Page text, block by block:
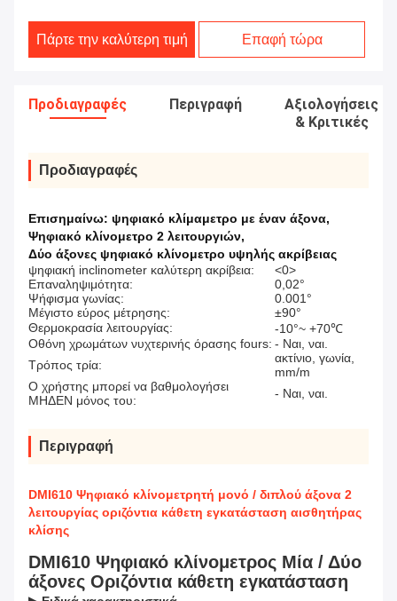
Πάρτε την καλύτερη τιμή Επαφή τώρα
Προδιαγραφές Περιγραφή
Αξιολογήσεις
& Κριτικές
Προδιαγραφές
Επισημαίνω: ψηφιακό κλίμαμετρο με έναν άξονα,
Ψηφιακό κλίνομετρο 2 λειτουργιών,
Δύο άξονες ψηφιακό κλίνομετρο υψηλής ακρίβειας
ψηφιακή inclinometer καλύτερη ακρίβεια:
<0>
Επαναληψιμότητα:
0,02°
Ψήφισμα γωνίας:
0.001°
Μέγιστο εύρος μέτρησης:
±90°
Θερμοκρασία λειτουργίας:
-10°~ +70℃
Οθόνη χρωμάτων νυχτερινής όρασης fours: - Ναι, ναι.
Τρόπος τρία:
ακτίνιο, γωνία,
mm/m
Ο χρήστης μπορεί να βαθμολογήσει
ΜΗΔΕΝ μόνος του:
- Ναι, ναι.
Περιγραφή
DMI610 Ψηφιακό κλίνομετρητή μονό / διπλού άξονα 2
λειτουργίας οριζόντια κάθετη εγκατάσταση αισθητήρας
κλίσης
DMI610 Ψηφιακό κλίνομετρος Μία / Δύο
άξονες Οριζόντια κάθετη εγκατάσταση